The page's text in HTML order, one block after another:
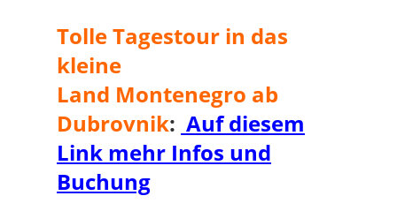
Tolle Tagestour in das
kleine
Land Montenegro ab
Dubrovnik: Auf diesem
Link mehr Infos und
Buchung